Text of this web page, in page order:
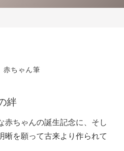
赤ちゃん筆
絆
赤ちゃんの誕生記念に、そし
晰を願って古来より作られて